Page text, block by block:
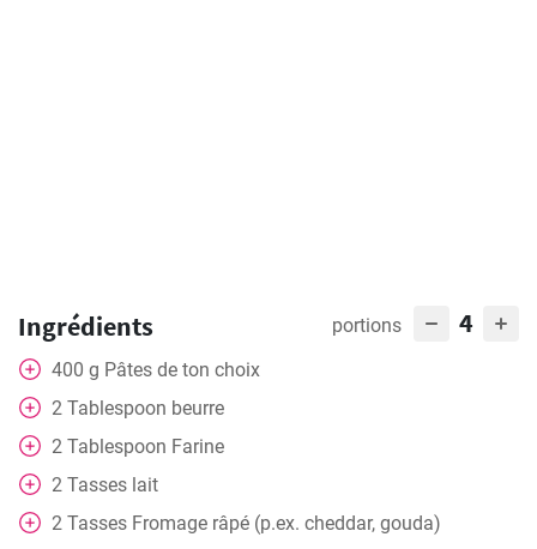
Ingrédients portions 4
400 g Pâtes de ton choix
2 Tablespoon beurre
2 Tablespoon Farine
2 Tasses lait
2 Tasses Fromage râpé (p.ex. cheddar, gouda)